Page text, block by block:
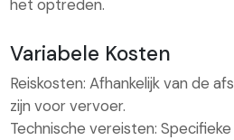
het optreden.
Variabele Kosten
Reiskosten: Afhankelijk van de
zijn voor vervoer.
Technische vereisten: